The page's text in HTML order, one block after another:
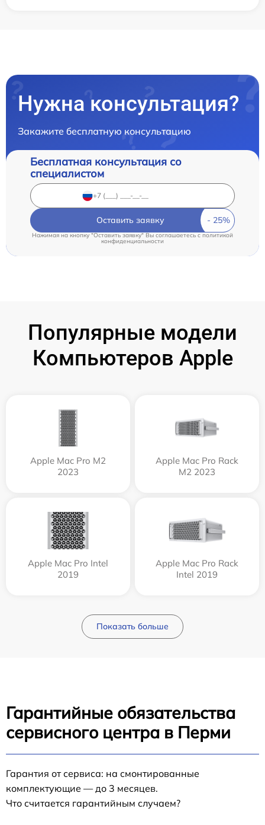
Нужна консультация?
Закажите бесплатную консультацию
Бесплатная консультация со
специалистом
Оставить заявку
Нажимая на кнопку "Оставить заявку" Вы соглашаетесь cполитикой
конфиденциальности
Популярные модели
Компьютеров Apple
Apple Mac Pro M2
2023
Apple Mac Pro Rack
M2 2023
Apple Mac Pro Intel
2019
Apple Mac Pro Rack
Intel 2019
Показать больше
Гарантийные обязательства
сервисного центра в Перми
Гарантия от сервиса: на смонтированные
комплектующие — до 3 месяцев.
Что считается гарантийным случаем?